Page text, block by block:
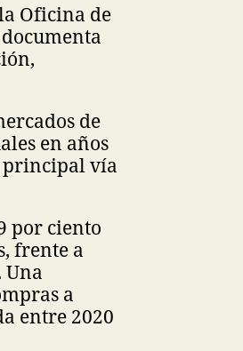
Oficina de
de
en años
principal vía
por ciento
frente a
Una
a
entre 2020